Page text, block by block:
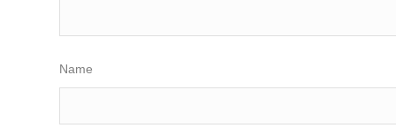
Name